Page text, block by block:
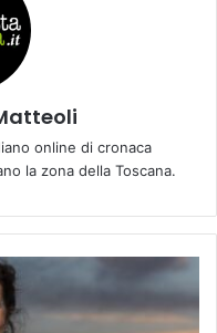
online di cronaca
la zona della Toscana.